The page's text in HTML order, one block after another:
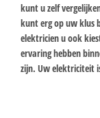
kunt u zelf
kunt erg op uw klus
elektricien u ook
ervaring hebben
zijn. Uw elektriciteit